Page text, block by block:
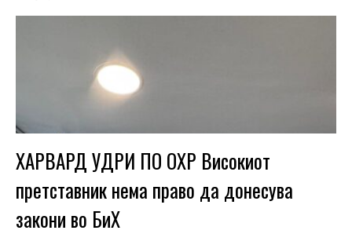
ХАРВАРД УДРИ ПО ОХР Високиот
претставник нема право да донесува
закони во БиХ